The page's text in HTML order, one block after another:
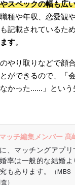
スペックの幅も広
種や年収、恋愛観
記載されているため
す。
やり取りなどで顔
ができるので、「
かった......」とい
ッチ編集メンバー 髙
、マッチングアプ
率は一般的な結婚
もあります。
（
）